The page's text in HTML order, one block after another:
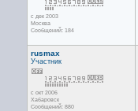
с дек 2003
Москва
Сообщений: 184
rusmax
Участник
с окт 2006
Хабаровск
Сообщений: 880